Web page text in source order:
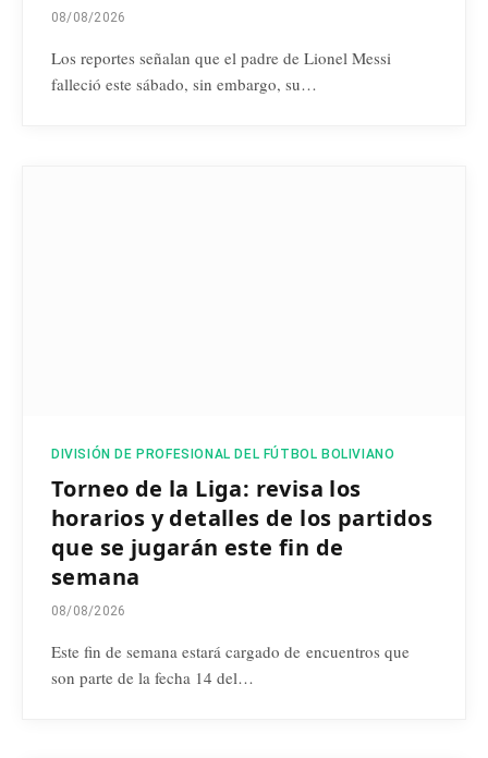
08/08/2026
Los reportes señalan que el padre de Lionel Messi
falleció este sábado, sin embargo, su…
DIVISIÓN DE PROFESIONAL DEL FÚTBOL BOLIVIANO
Torneo de la Liga: revisa los
horarios y detalles de los partidos
que se jugarán este fin de
semana
08/08/2026
Este fin de semana estará cargado de encuentros que
son parte de la fecha 14 del…